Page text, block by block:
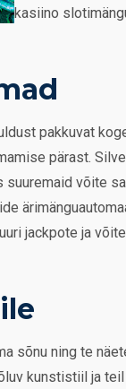
kasiino
pakkuvat
pärast.
võite
jackpote ja
sõnu ning te
kunstistiil ja